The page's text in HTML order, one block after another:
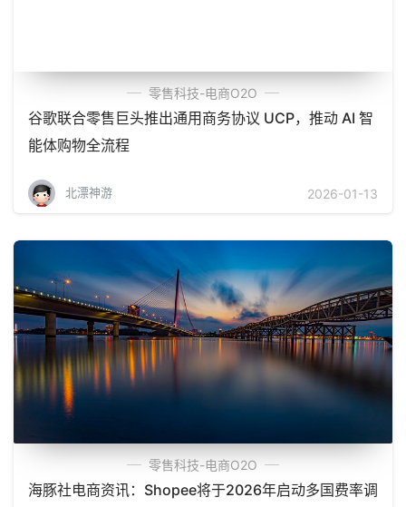
零售科技-电商O2O
谷歌联合零售巨头推出通用商务协议 UCP，推动 AI 智
能体购物全流程
北漂神游 2026-01-13
零售科技-电商O2O
海豚社电商资讯：Shopee将于2026年启动多国费率调